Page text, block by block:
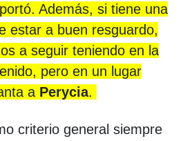
Además, si tiene una
estar a buen resguardo,
a seguir teniendo en la
pero en un lugar
a Perycia.
criterio general siempre